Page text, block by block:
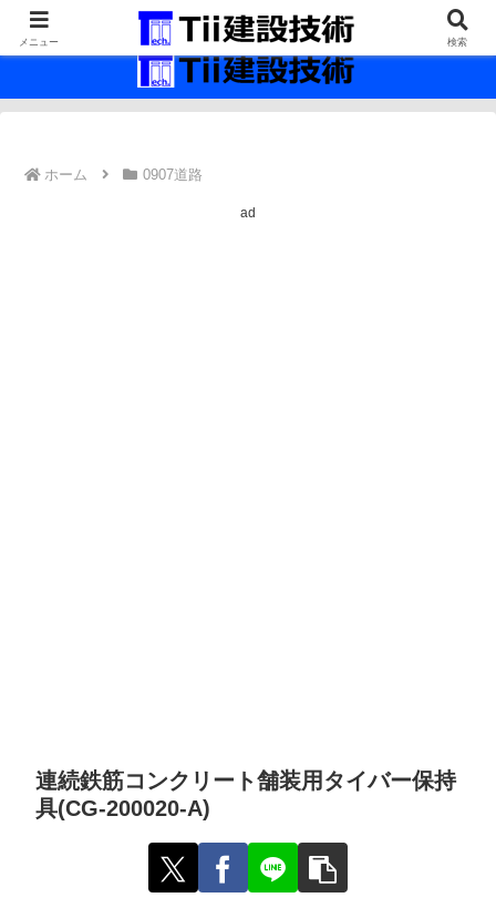
最新の建設技術の情報インフラ。
ホーム 0907道路
ad
連続鉄筋コンクリート舗装用タイバー保持
具(CG-200020-A)
メニュー 検索